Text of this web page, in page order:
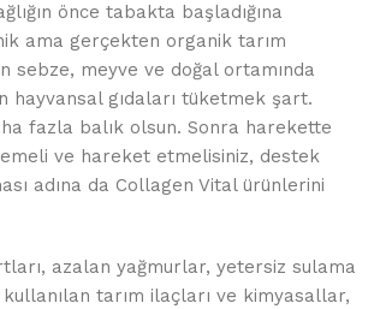
önce tabakta başladığına
ama gerçekten organik tarım
sebze, meyve ve doğal ortamında
hayvansal gıdaları tüketmek şart.
fazla balık olsun. Sonra harekette
ve hareket etmelisiniz, destek
adına da Collagen Vital ürünlerini
azalan yağmurlar, yetersiz sulama
tarım ilaçları ve kimyasallar,